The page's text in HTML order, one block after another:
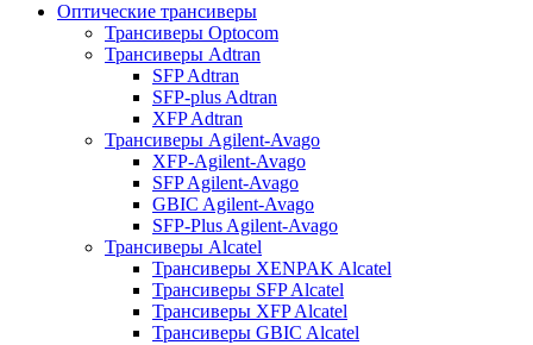
Оптические трансиверы
Трансиверы Optocom
Трансиверы Adtran
SFP Adtran
SFP-plus Adtran
XFP Adtran
Трансиверы Agilent-Avago
XFP-Agilent-Avago
SFP Agilent-Avago
GBIC Agilent-Avago
SFP-Plus Agilent-Avago
Трансиверы Alcatel
Трансиверы XENPAK Alcatel
Трансиверы SFP Alcatel
Трансиверы XFP Alcatel
Трансиверы GBIC Alcatel